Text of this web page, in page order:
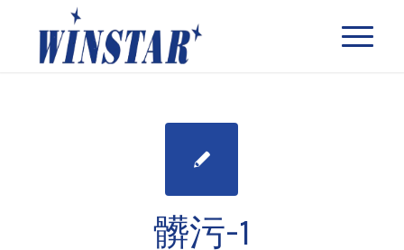
髒污-1